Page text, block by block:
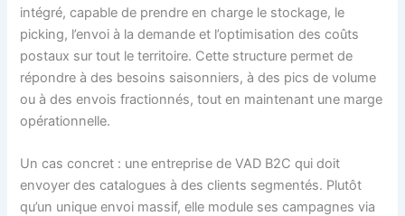
intégré, capable de prendre en charge le stockage, le
picking, l’envoi à la demande et l’optimisation des coûts
postaux sur tout le territoire. Cette structure permet de
répondre à des besoins saisonniers, à des pics de volume
ou à des envois fractionnés, tout en maintenant une marge
opérationnelle.
Un cas concret : une entreprise de VAD B2C qui doit
envoyer des catalogues à des clients segmentés. Plutôt
qu’un unique envoi massif, elle module ses campagnes via